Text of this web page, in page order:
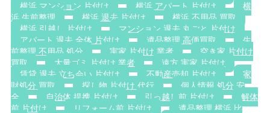
横浜 マンション 片付け
横浜 アパート 片付け
横
浜 生前整理
横浜 退去 片付け
横浜 不用品 買取
横浜 引越し 片付け
マンション 退去 丸ごと 片付け
アパート 退去 全体 片付け
遺品整理 高価買取
生
前整理 不用品 処分
実家 片付け 業者
空き家 片付け
買取
大量ゴミ 片付け 業者
遠方 実家 片付け
賃貸 退去 立ち会い 片付け
不動産売却 片付け
家
財処分 買取
探し物 片付け 代行
個人情報 処分 安
全
自治体 提携 片付け 引っ越し前 片付け
解体
前 片付け
リフォーム前 片付け
遺品整理 横浜 比